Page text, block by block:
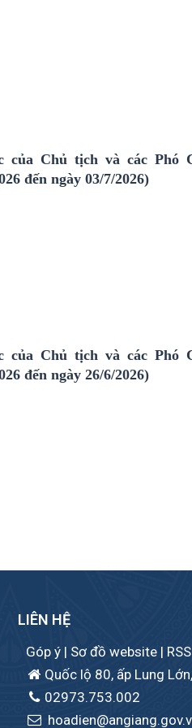
của Chủ tịch và các Phó
đến ngày 03/7/2026)
của Chủ tịch và các Phó
đến ngày 26/6/2026)
LIÊN HỆ
Góp ý | Sơ đồ website | RSS
Quốc lộ 80, ấp Lung
02973.753.002